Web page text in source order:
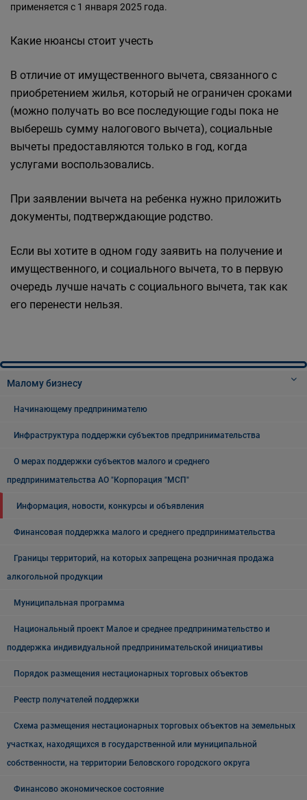
применяется с 1 января 2025 года.
Какие нюансы стоит учесть
В отличие от имущественного вычета, связанного с
приобретением жилья, который не ограничен сроками
(можно получать во все последующие годы пока не
выберешь сумму налогового вычета), социальные
вычеты предоставляются только в год, когда
услугами воспользовались.
При заявлении вычета на ребенка нужно приложить
документы, подтверждающие родство.
Если вы хотите в одном году заявить на получение и
имущественного, и социального вычета, то в первую
очередь лучше начать с социального вычета, так как
его перенести нельзя.
Малому бизнесу
Начинающему предпринимателю
Инфраструктура поддержки субъектов предпринимательства
О мерах поддержки субъектов малого и среднего
предпринимательства АО "Корпорация "МСП"
Информация, новости, конкурсы и объявления
Финансовая поддержка малого и среднего предпринимательства
Границы территорий, на которых запрещена розничная продажа
алкогольной продукции
Муниципальная программа
Национальный проект Малое и среднее предпринимательство и
поддержка индивидуальной предпринимательской инициативы
Порядок размещения нестационарных торговых объектов
Реестр получателей поддержки
Схема размещения нестационарных торговых объектов на земельных
участках, находящихся в государственной или муниципальной
собственности, на территории Беловского городского округа
Финансово экономическое состояние